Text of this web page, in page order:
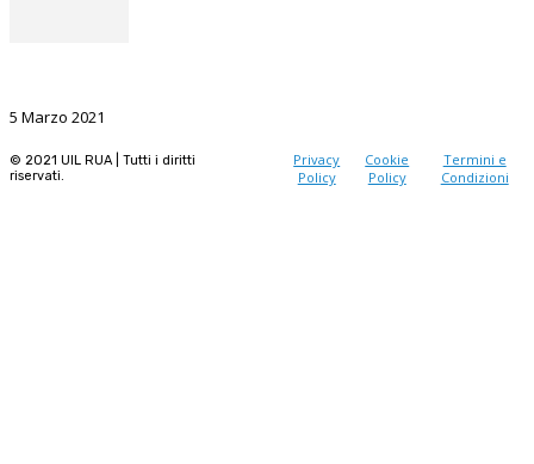
5 Marzo 2021
© 2021 UIL RUA | Tutti i diritti
riservati.
Privacy
Policy
Cookie
Policy
Termini e
Condizioni